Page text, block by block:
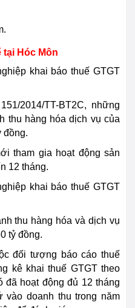
Hóc Môn
khai báo thuế GTGT
2014/TT-BT2C, những
thu hàng hóa dịch vụ của
đồng.
tham gia hoạt động sản
12 tháng.
khai báo thuế GTGT
thu hàng hóa và dịch vụ
tỷ đồng.
đối tượng báo cáo thuế
kê khai thuế GTGT theo
đã hoạt động đủ 12 tháng
doanh thu trong năm